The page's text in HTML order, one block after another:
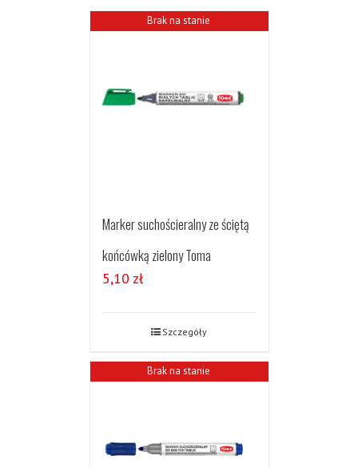
Brak na stanie
Marker suchościeralny ze ściętą
końcówką zielony Toma
5,10 zł
Szczegóły
Brak na stanie